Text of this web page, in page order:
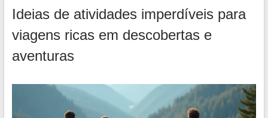
Ideias de atividades imperdíveis para
viagens ricas em descobertas e
aventuras